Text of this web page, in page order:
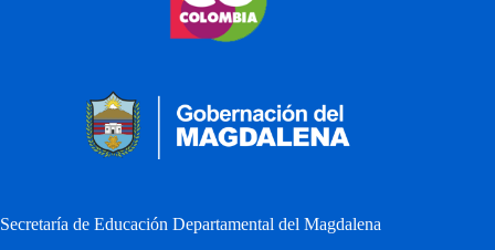
Secretaría de Educación Departamental del Magdalena